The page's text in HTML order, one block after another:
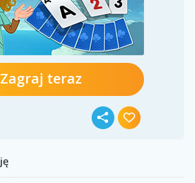
Zagraj teraz